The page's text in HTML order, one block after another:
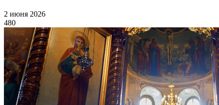
2 июня 2026
480